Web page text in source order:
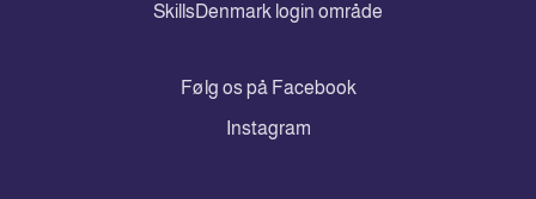
SkillsDenmark login område
Følg os på Facebook
Instagram